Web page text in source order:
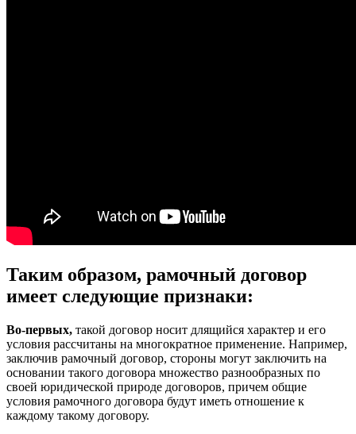
Таким образом, рамочный договор
имеет следующие признаки:
Во-первых, такой договор носит длящийся характер и его
условия рассчитаны на многократное применение. Например,
заключив рамочный договор, стороны могут заключить на
основании такого договора множество разнообразных по
своей юридической природе договоров, причем общие
условия рамочного договора будут иметь отношение к
каждому такому договору.